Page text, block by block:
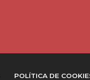
POLÍTICA DE